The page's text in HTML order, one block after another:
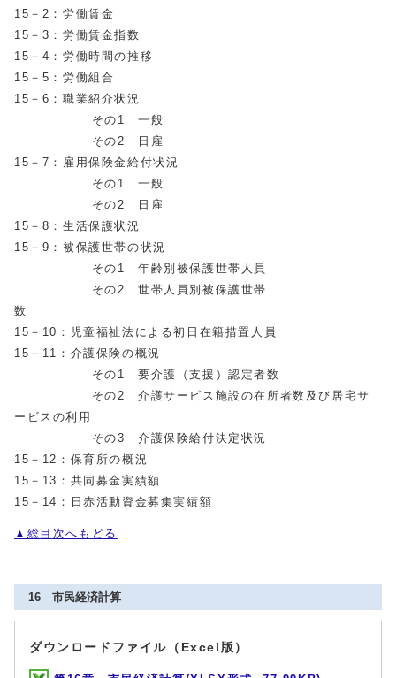
15－2：労働賃金
15－3：労働賃金指数
15－4：労働時間の推移
15－5：労働組合
15－6：職業紹介状況
その1 一般
その2 日雇
15－7：雇用保険金給付状況
その1 一般
その2 日雇
15－8：生活保護状況
15－9：被保護世帯の状況
その1 年齢別被保護世帯人員
その2 世帯人員別被保護世帯
15－10：児童福祉法による初日在籍措置人員
15－11：介護保険の概況
その1 要介護（支援）認定者数
その2 介護サービス施設の在所者数及び居宅サ
ービスの利用
その3 介護保険給付決定状況
15－12：保育所の概況
15－13：共同募金実績額
15－14：日赤活動資金募集実績額
▲総目次へもどる
16 市民経済計算
ダウンロードファイル（Excel版）